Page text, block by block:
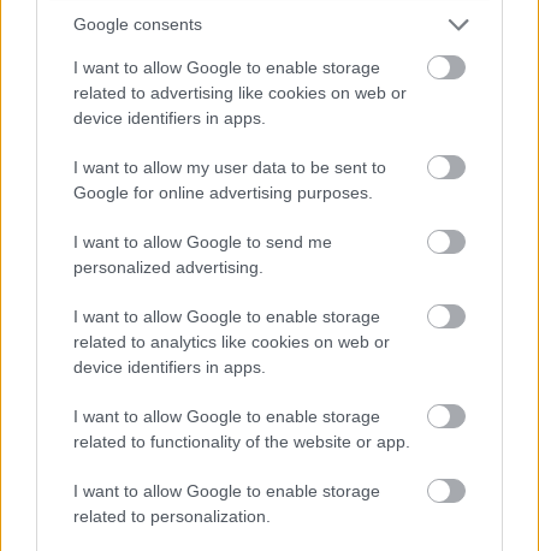
Google consents
I want to allow Google to enable storage
related to advertising like cookies on web or
device identifiers in apps.
I want to allow my user data to be sent to
Google for online advertising purposes.
I want to allow Google to send me
personalized advertising.
I want to allow Google to enable storage
related to analytics like cookies on web or
device identifiers in apps.
I want to allow Google to enable storage
related to functionality of the website or app.
I want to allow Google to enable storage
related to personalization.
Ψεύτικα PDF και εφαρμογές
συνομιλίας μετατρέπουν υπολογιστές
και Android σε εργαλεία
κατασκοπείας